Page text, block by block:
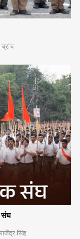
ब्रांच
संघ
सिंह